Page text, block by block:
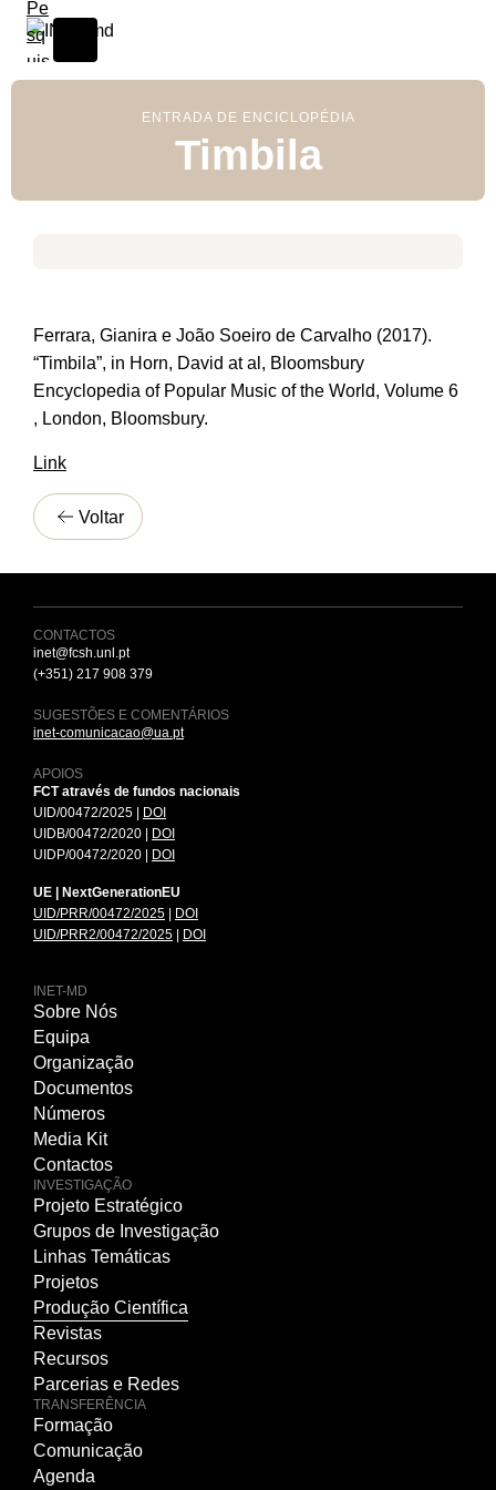
ENTRADA DE ENCICLOPÉDIA
Timbila
Ferrara, Gianira e João Soeiro de Carvalho (2017).
“Timbila”, in Horn, David at al, Bloomsbury
Encyclopedia of Popular Music of the World, Volume 6
, London, Bloomsbury.
Link
Voltar
CONTACTOS
inet@fcsh.unl.pt
(+351) 217 908 379
SUGESTÕES E COMENTÁRIOS
inet-comunicacao@ua.pt
APOIOS
FCT através de fundos nacionais
UID/00472/2025 |
DOI
UIDB/00472/2020 |
DOI
UIDP/00472/2020 |
DOI
UE | NextGenerationEU
UID/PRR/00472/2025
DOI
UID/PRR2/00472/2025
DOI
INET-MD
Sobre Nós
Equipa
Organização
Documentos
Números
Media Kit
Contactos
INVESTIGAÇÃO
Projeto Estratégico
Grupos de Investigação
Linhas Temáticas
Projetos
Produção Científica
Revistas
Recursos
Parcerias e Redes
TRANSFERÊNCIA
Formação
Comunicação
Agenda